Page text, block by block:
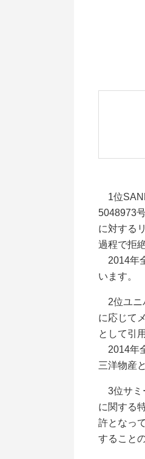
1位
5048973
に対する
過程で拒
2014年
います。
2位ユニ
に応じて
として引
2014年
三洋物産
3位サミ
に関する
許となっ
すること